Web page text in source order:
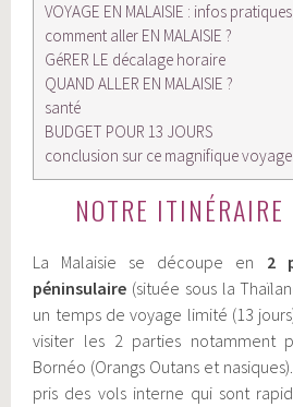
VOYAGE EN MALAISIE : infos pratiques
comment aller EN MALAISIE ?
GéRER LE décalage horaire
QUAND ALLER EN MALAISIE ?
santé
BUDGET POUR 13 JOURS
conclusion sur ce magnifique
NOTRE
La Malaisie se découpe en 2
péninsulaire (située sous la
un temps de voyage limité (13
visiter les 2 parties notamment
Bornéo (Orangs Outans et
pris des vols interne qui sont